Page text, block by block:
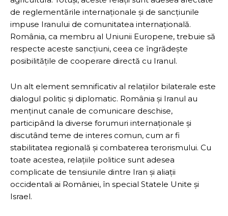
de reglementările internaționale și de sancțiunile
impuse Iranului de comunitatea internațională.
România, ca membru al Uniunii Europene, trebuie să
respecte aceste sancțiuni, ceea ce îngrădește
posibilitățile de cooperare directă cu Iranul.
Un alt element semnificativ al relațiilor bilaterale este
dialogul politic și diplomatic. România și Iranul au
menținut canale de comunicare deschise,
participând la diverse forumuri internaționale și
discutând teme de interes comun, cum ar fi
stabilitatea regională și combaterea terorismului. Cu
toate acestea, relațiile politice sunt adesea
complicate de tensiunile dintre Iran și aliații
occidentali ai României, în special Statele Unite și
Israel.